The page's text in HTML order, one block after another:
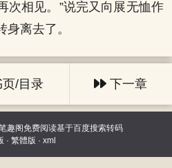
次相见。”说完又向展无恤作
离去了。
页/目录 下一章
趣阁免费阅读基于百度搜索转码
· 繁體版 · xml